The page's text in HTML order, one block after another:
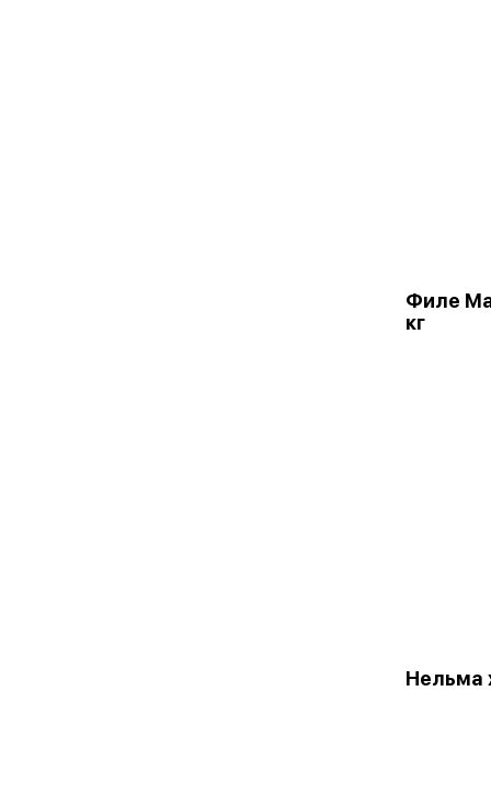
Филе
кг
Нельма